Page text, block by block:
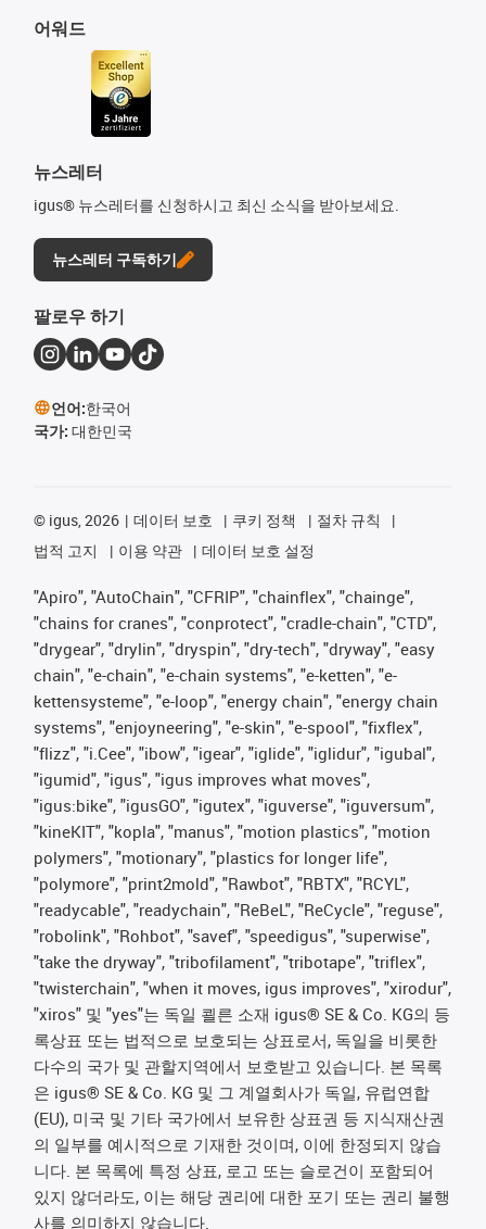
어워드
뉴스레터
igus® 뉴스레터를 신청하시고 최신 소식을 받아보세요.
뉴스레터 구독하기
팔로우 하기
언어:한국어
국가: 대한민국
© igus, 2026 데이터 보호 쿠키 정책
절차 규칙
법적 고지
이용 약관 데이터 보호 설정
"Apiro", "AutoChain", "CFRIP", "chainflex", "chainge",
"chains for cranes", "conprotect", "cradle-chain", "CTD",
"drygear", "drylin", "dryspin", "dry-tech", "dryway", "easy
chain", "e-chain", "e-chain systems", "e-ketten", "e-
kettensysteme", "e-loop", "energy chain", "energy chain
systems", "enjoyneering", "e-skin", "e-spool", "fixflex",
"flizz", "i.Cee", "ibow", "igear", "iglide", "iglidur", "igubal",
"igumid", "igus", "igus improves what moves",
"igus:bike", "igusGO", "igutex", "iguverse", "iguversum",
"kineKIT", "kopla", "manus", "motion plastics", "motion
polymers", "motionary", "plastics for longer life",
"polymore", "print2mold", "Rawbot", "RBTX", "RCYL",
"readycable", "readychain", "ReBeL", "ReCycle", "reguse",
"robolink", "Rohbot", "savef", "speedigus", "superwise",
"take the dryway", "tribofilament", "tribotape", "triflex",
"twisterchain", "when it moves, igus improves", "xirodur",
"xiros" 및 "yes"는 독일 쾰른 소재 igus® SE & Co. KG의 등
록상표 또는 법적으로 보호되는 상표로서, 독일을 비롯한
다수의 국가 및 관할지역에서 보호받고 있습니다. 본 목록
은 igus® SE & Co. KG 및 그 계열회사가 독일, 유럽연합
(EU), 미국 및 기타 국가에서 보유한 상표권 등 지식재산권
의 일부를 예시적으로 기재한 것이며, 이에 한정되지 않습
니다. 본 목록에 특정 상표, 로고 또는 슬로건이 포함되어
있지 않더라도, 이는 해당 권리에 대한 포기 또는 권리 불행
사를 의미하지 않습니다.